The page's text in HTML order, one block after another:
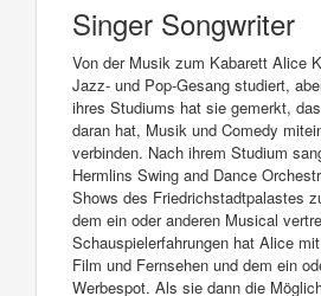
Singer Songwriter
Von der Musik zum Kabarett Alice
Jazz- und Pop-Gesang studiert,
ihres Studiums hat sie gemerkt,
daran hat, Musik und Comedy
verbinden. Nach ihrem Studium
Hermlins Swing and Dance
Shows des Friedrichstadtpalastes
dem ein oder anderen Musical
Schauspielerfahrungen hat Alice
Film und Fernsehen und dem ein
Werbespot. Als sie dann die